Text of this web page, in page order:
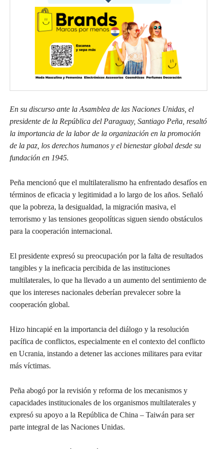
En su discurso ante la Asamblea de las Naciones Unidas, el
presidente de la República del Paraguay, Santiago Peña, resaltó
la importancia de la labor de la organización en la promoción
de la paz, los derechos humanos y el bienestar global desde su
fundación en 1945.
Peña mencionó que el multilateralismo ha enfrentado desafíos en
términos de eficacia y legitimidad a lo largo de los años. Señaló
que la pobreza, la desigualdad, la migración masiva, el
terrorismo y las tensiones geopolíticas siguen siendo obstáculos
para la cooperación internacional.
El presidente expresó su preocupación por la falta de resultados
tangibles y la ineficacia percibida de las instituciones
multilaterales, lo que ha llevado a un aumento del sentimiento de
que los intereses nacionales deberían prevalecer sobre la
cooperación global.
Hizo hincapié en la importancia del diálogo y la resolución
pacífica de conflictos, especialmente en el contexto del conflicto
en Ucrania, instando a detener las acciones militares para evitar
más víctimas.
Peña abogó por la revisión y reforma de los mecanismos y
capacidades institucionales de los organismos multilaterales y
expresó su apoyo a la República de China – Taiwán para ser
parte integral de las Naciones Unidas.